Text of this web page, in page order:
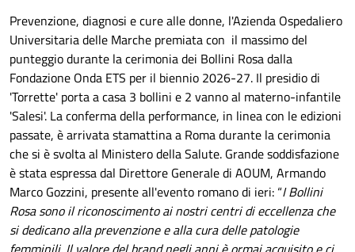
Prevenzione, diagnosi e cure alle donne, l'Azienda Ospedaliero
Universitaria delle Marche premiata con il massimo del
punteggio durante la cerimonia dei Bollini Rosa dalla
Fondazione Onda ETS per il biennio 2026-27. Il presidio di
'Torrette' porta a casa 3 bollini e 2 vanno al materno-infantile
'Salesi'. La conferma della performance, in linea con le edizioni
passate, è arrivata stamattina a Roma durante la cerimonia
che si è svolta al Ministero della Salute. Grande soddisfazione
è stata espressa dal Direttore Generale di AOUM, Armando
Marco Gozzini, presente all'evento romano di ieri: “I Bollini
Rosa sono il riconoscimento ai nostri centri di eccellenza che
si dedicano alla prevenzione e alla cura delle patologie